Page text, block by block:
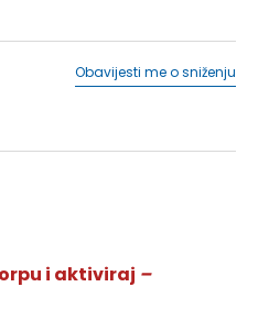
Obavijesti me o sniženju
i aktiviraj –